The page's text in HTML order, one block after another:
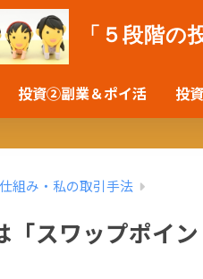
「５段階の
投資②副業＆ポイ活 投
組み・私の取引手法
「スワップポイ